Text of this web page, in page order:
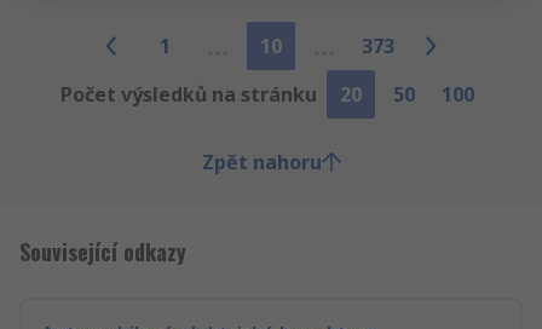
1 10
373
Počet výsledků na stránku
20 50 100
Zpět nahoru
Související odkazy